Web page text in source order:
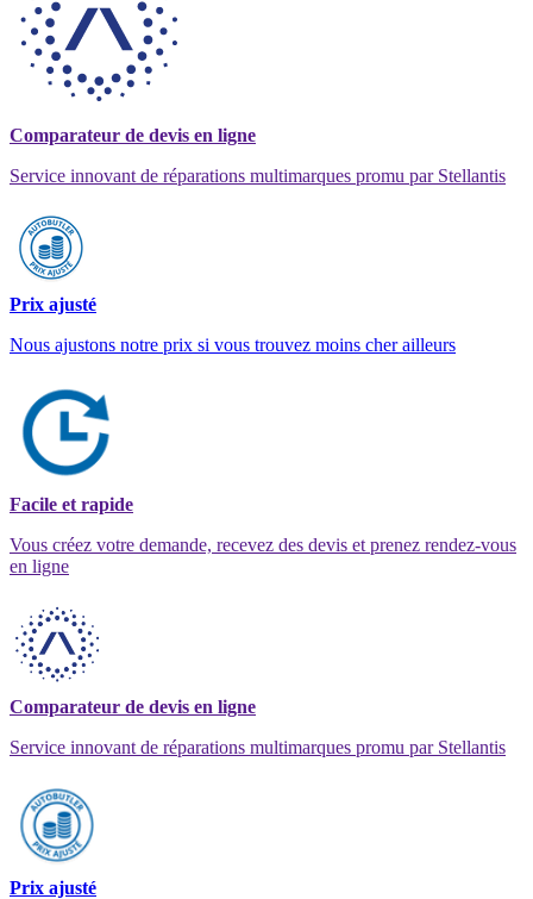
Comparateur de devis en ligne
Service innovant de réparations multimarques promu par Stellantis
Prix ajusté
Nous ajustons notre prix si vous trouvez moins cher ailleurs
Facile et rapide
Vous créez votre demande, recevez des devis et prenez rendez-vous
en ligne
Comparateur de devis en ligne
Service innovant de réparations multimarques promu par Stellantis
Prix ajusté